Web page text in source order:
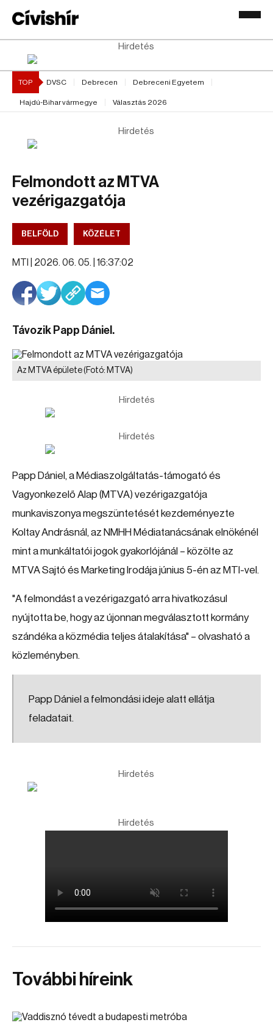
Hirdetés
TOP DVSC Debrecen Debreceni Egyetem
Hajdú-Bihar vármegye Választás 2026
Hirdetés
Felmondott az MTVA
vezérigazgatója
BELFÖLD KÖZÉLET
MTI | 2026. 06. 05. | 16:37:02
Távozik Papp Dániel.
Az MTVA épülete(Fotó: MTVA)
Hirdetés
Hirdetés
Papp Dániel, a Médiaszolgáltatás-támogató és
Vagyonkezelő Alap (MTVA) vezérigazgatója
munkaviszonya megszüntetését kezdeményezte
Koltay Andrásnál, az NMHH Médiatanácsának elnökénél
mint a munkáltatói jogok gyakorlójánál – közölte az
MTVA Sajtó és Marketing Irodája június 5-én az MTI-vel.
"A felmondást a vezérigazgató arra hivatkozásul
nyújtotta be, hogy az újonnan megválasztott kormány
szándéka a közmédia teljes átalakítása" – olvasható a
közleményben.
Papp Dániel a felmondási ideje alatt ellátja
feladatait.
Hirdetés
Hirdetés
További híreink